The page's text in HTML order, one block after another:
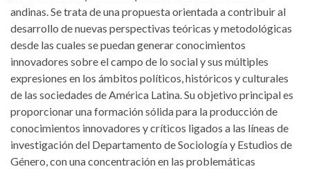
andinas. Se trata de una propuesta orientada a contribuir al
desarrollo de nuevas perspectivas teóricas y metodológicas
desde las cuales se puedan generar conocimientos
innovadores sobre el campo de lo social y sus múltiples
expresiones en los ámbitos políticos, históricos y culturales
de las sociedades de América Latina. Su objetivo principal es
proporcionar una formación sólida para la producción de
conocimientos innovadores y críticos ligados a las líneas de
investigación del Departamento de Sociología y Estudios de
Género, con una concentración en las problemáticas